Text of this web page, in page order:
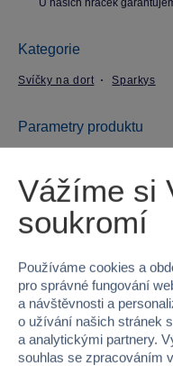
U našich hraček
Kategorie
Svíčky na dort Sparkys
Parametry produktu
EAN
Kód produktu
Věk od
Pohlaví
Vážíme si
soukromí
Používáme cookies a
pro správné fungování
a návštěvnosti a
o užívání našich stránek
a analytickými partnery.
souhlas se zpracováním